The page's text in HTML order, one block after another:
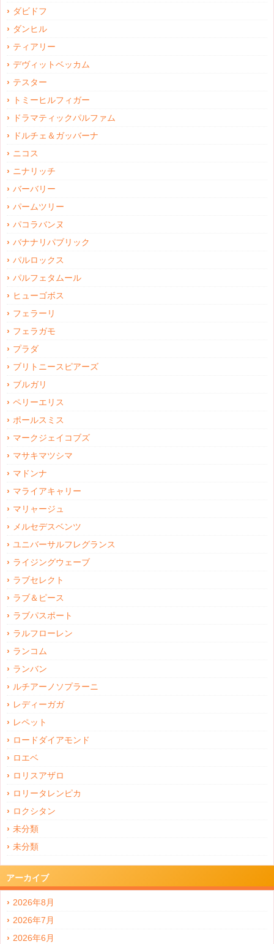
ダビドフ
ダンヒル
ティアリー
デヴィットベッカム
テスター
トミーヒルフィガー
ドラマティックパルファム
ドルチェ＆ガッバーナ
ニコス
ニナリッチ
バーバリー
パームツリー
パコラバンヌ
バナナリパブリック
パルロックス
パルフェタムール
ヒューゴボス
フェラーリ
フェラガモ
プラダ
ブリトニースピアーズ
ブルガリ
ペリーエリス
ポールスミス
マークジェイコブズ
マサキマツシマ
マドンナ
マライアキャリー
マリャージュ
メルセデスベンツ
ユニバーサルフレグランス
ライジングウェーブ
ラブセレクト
ラブ＆ピース
ラブパスポート
ラルフローレン
ランコム
ランバン
ルチアーノソプラーニ
レディーガガ
レペット
ロードダイアモンド
ロエベ
ロリスアザロ
ロリータレンピカ
ロクシタン
未分類
未分類
アーカイブ
2026年8月
2026年7月
2026年6月